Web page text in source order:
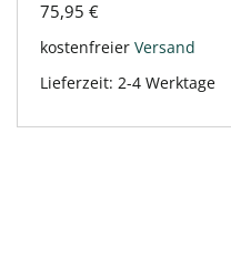
75,95 €
kostenfreier Versand
Lieferzeit: 2-4 Werktage